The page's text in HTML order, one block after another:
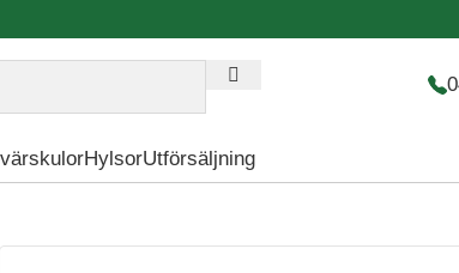
HylsorUtförsäljning